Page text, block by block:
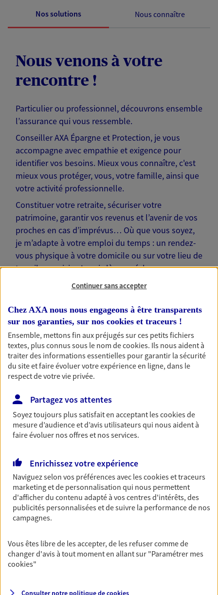
Nos solutions Nous connaître
Nous venons à votre
rencontre !
Particulier ou professionnel, découvrons ensemble
l’assurance qui vous ressemble.
Conseiller AXA Épargne et Protection, je vous
accompagne avec empathie et exigence pour
identifier vos besoins. Mieux vous connaître, c'est
mieux vous protéger, vous, votre famille, ainsi que
votre activité professionnelle.
Constituer votre retraite, sécuriser votre
patrimoine, garantir vos revenus et l’avenir de vos
proches en cas d’imprévus… Où que vous soyez,
je m’adapte à votre emploi du temps : un rendez-
vous physique à votre domicile ou sur votre lieu de
travail, une visio. Je suis là pour échanger avec
Nos offres phares
Réalisez vos projets grâce à votre épargne : achat
immobilier, études des enfants ou voyage autour
du monde… Épargnez à votre rythme et
simplement, selon votre profil.
Retraite
Préparez sereinement ce nouveau chapitre de
votre vie avec les conseils d'un expert. Découvrez
notre solution PER (Plan Epargne Retraite)
spécialement conçue pour la retraite.
Découvrir l'offre Retraite
Pour un avenir serein, assurez-vous avec notre
Continuer sans accepter
Chez AXA nous nous engageons à être transparents
sur nos garanties, sur nos cookies et traceurs !
Ensemble, mettons fin aux préjugés sur ces petits fichiers
textes, plus connus sous le nom decookies. Ils nous aident à
traiter des informations essentielles pour garantir la sécurité
du site et faire évoluer votre expérience en ligne, dans le
respect de votre vie privée.
Partagez vos attentes
Soyez toujours plus satisfait en acceptant lescookiesde
mesure d’audience et d’avis utilisateurs qui nous aident à
faire évoluer nos offres et nos services.
Enrichissez votre expérience
Naviguez selon vos préférences avec lescookies et traceurs
marketing et de personnalisation qui nous permettent
d'afficher du contenu adapté à vos centres d'intérêts, des
publicités personnalisées et de suivre la performance de nos
campagnes.
Vous êtes libre de les accepter, de les refuser comme de
changer d'avis à tout moment en allant sur "Paramétrer mes
cookies"
Consulter notre politique decookies